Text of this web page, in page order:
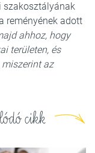
szakosztályának
reményének adott
ahhoz, hogy
területen, és
az
cikk